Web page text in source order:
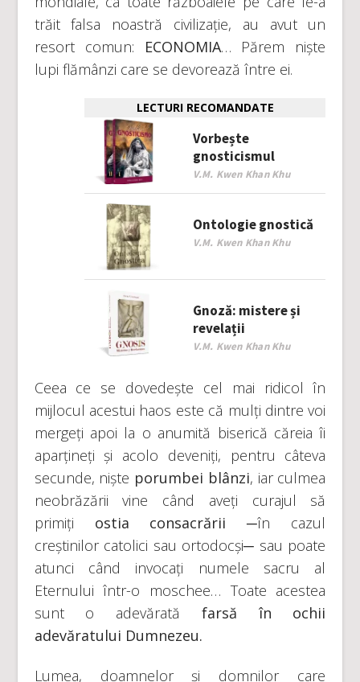
trăit falsa noastră civilizație, au avut un
resort comun:
ECONOMIA… Părem niște
lupi flămânzi care se devorează între ei.
LECTURI RECOMANDATE
Vorbește
gnosticismul
V.M. Kwen Khan Khu
Ontologie gnostică
V.M. Kwen Khan Khu
Gnoză: mistere și
revelații
V.M. Kwen Khan Khu
Ceea ce se dovedește cel mai ridicol în
mijlocul acestui haos este că mulți dintre voi
mergeți apoi la o anumită biserică căreia îi
aparțineți și acolo deveniți, pentru câteva
secunde, niște porumbei blânzi, iar culmea
neobrăzării vine când aveți curajul să
primiți ostia consacrării ─în cazul
creștinilor catolici sau ortodocși─ sau poate
atunci când invocați numele sacru al
Eternului într-o moschee… Toate acestea
sunt o adevărată farsă în ochii
adevăratului Dumnezeu.
Lumea, doamnelor și domnilor care